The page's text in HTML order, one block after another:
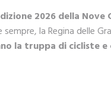
2026 della Nove
la Regina delle
la truppa di cicliste e